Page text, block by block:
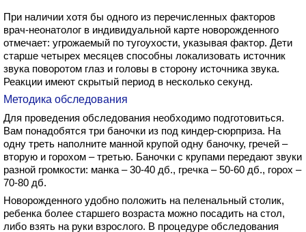
При наличии хотя бы одного из перечисленных факторов
врач-неонатолог в индивидуальной карте новорожденного
отмечает: угрожаемый по тугоухости, указывая фактор. Дети
старше четырех месяцев способны локализовать источник
звука поворотом глаз и головы в сторону источника звука.
Реакции имеют скрытый период в несколько секунд.
Методика обследования
Для проведения обследования необходимо подготовиться.
Вам понадобятся три баночки из под киндер-сюрприза. На
одну треть наполните манной крупой одну баночку, гречей –
вторую и горохом – третью. Баночки с крупами передают звуки
разной громкости: манка – 30-40 дб., гречка – 50-60 дб., горох –
70-80 дб.
Новорожденного удобно положить на пеленальный столик,
ребенка более старшего возраста можно посадить на стол,
либо взять на руки взрослого. В процедуре обследования